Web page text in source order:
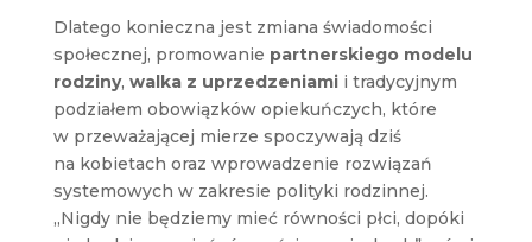
Dlatego konieczna jest zmiana świadomości
społecznej, promowanie partnerskiego modelu
rodziny, walka z uprzedzeniamii tradycyjnym
podziałem obowiązków opiekuńczych, które
w przeważającej mierze spoczywają dziś
na kobietach oraz wprowadzenie rozwiązań
systemowych w zakresie polityki rodzinnej.
„Nigdy nie będziemy mieć równości płci, dopóki